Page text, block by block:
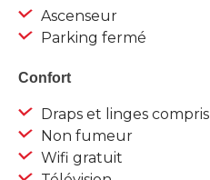
Ascenseur
Parking fermé
Confort
Draps et linges compris
Non fumeur
Wifi gratuit